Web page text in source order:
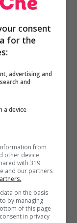
coperte,
è posizionata
la funzione di
il pc si
diventare
del
letto o
utile
consent
for the
advertising and
and
a device
from
other device
with 319
and our partners
on the basis
by managing
of this page
in privacy